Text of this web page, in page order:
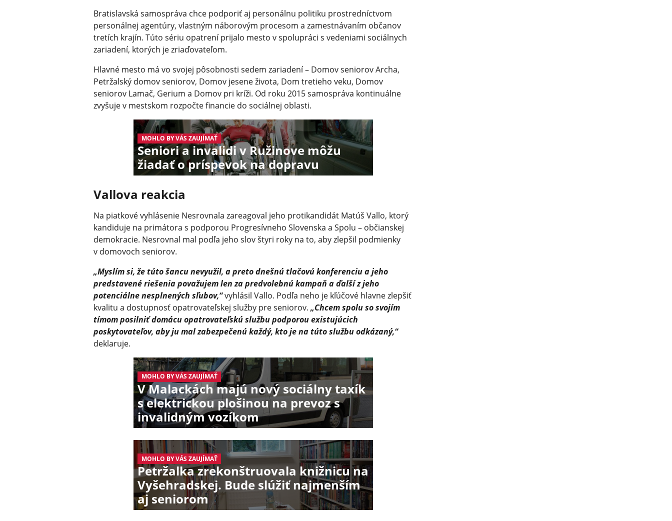
Bratislavská samospráva chce podporiť aj personálnu politiku prostredníctvom
personálnej agentúry, vlastným náborovým procesom a zamestnávaním občanov
tretích krajín. Túto sériu opatrení prijalo mesto v spolupráci s vedeniami sociálnych
zariadení, ktorých je zriaďovateľom.
Hlavné mesto má vo svojej pôsobnosti sedem zariadení – Domov seniorov Archa,
Petržalský domov seniorov, Domov jesene života, Dom tretieho veku, Domov
seniorov Lamač, Gerium a Domov pri kríži. Od roku 2015 samospráva kontinuálne
zvyšuje v mestskom rozpočte financie do sociálnej oblasti.
MOHLO BY VÁS ZAUJÍMAŤ
Seniori a invalidi v Ružinove môžu
žiadať o príspevok na dopravu
Vallova reakcia
Na piatkové vyhlásenie Nesrovnala zareagoval jeho protikandidát Matúš Vallo, ktorý
kandiduje na primátora s podporou Progresívneho Slovenska a Spolu – občianskej
demokracie. Nesrovnal mal podľa jeho slov štyri roky na to, aby zlepšil podmienky
v domovoch seniorov.
„Myslím si, že túto šancu nevyužil, a preto dnešnú tlačovú konferenciu a jeho
predstavené riešenia považujem len za predvolebnú kampaň a ďalší z jeho
potenciálne nesplnených sľubov,“vyhlásil Vallo. Podľa neho je kľúčové hlavne zlepšiť
kvalitu a dostupnosť opatrovateľskej služby pre seniorov.„Chcem spolu so svojím
tímom posilniť domácu opatrovateľskú službu podporou existujúcich
poskytovateľov, aby ju mal zabezpečenú každý, kto je na túto službu odkázaný,“
deklaruje.
MOHLO BY VÁS ZAUJÍMAŤ
V Malackách majú nový sociálny taxík
s elektrickou plošinou na prevoz s
invalidným vozíkom
MOHLO BY VÁS ZAUJÍMAŤ
Petržalka zrekonštruovala knižnicu na
Vyšehradskej. Bude slúžiť najmenším
aj seniorom